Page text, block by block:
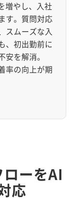
増やし、入社
す。質問対応
スムーズな入
、初出勤前に
を解消。
率の向上が期
ーをAI
応